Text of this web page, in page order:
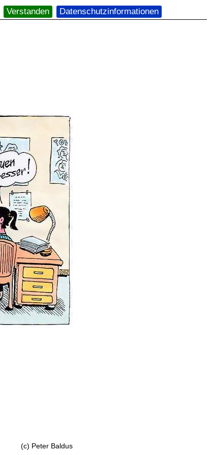
Verstanden Datenschutzinformationen
(c) Peter Baldus